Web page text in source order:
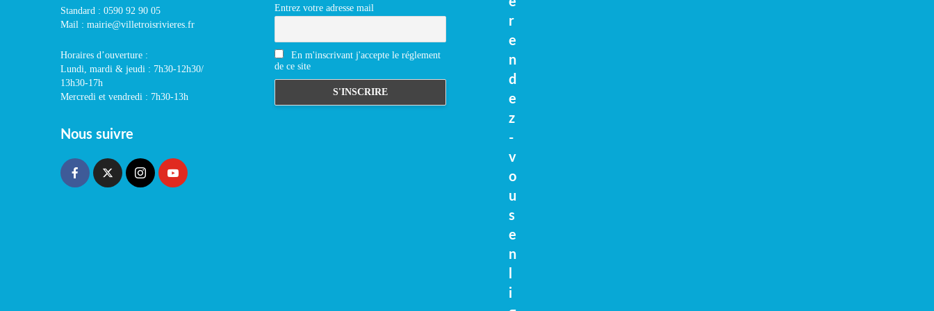
Standard : 0590 92 90 05
Mail : mairie@villetroisrivieres.fr
Horaires d’ouverture :
Lundi, mardi & jeudi : 7h30-12h30/
13h30-17h
Mercredi et vendredi : 7h30-13h
Nous suivre
Entrez votre adresse mail
En m'inscrivant j'accepte le réglement
de ce site
r
e
n
d
e
z
-
v
o
u
s
e
n
i